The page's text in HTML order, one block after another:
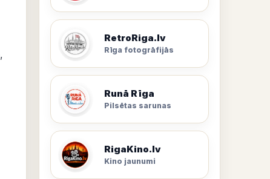
,
RetroRiga.lv
Rīga fotogrāfijās
Runā Rīga
Pilsētas sarunas
RigaKino.lv
Kino jaunumi